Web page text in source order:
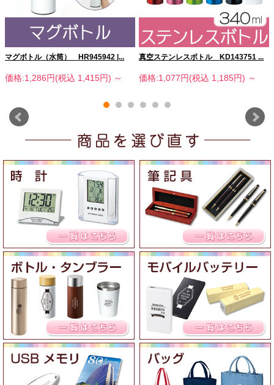
マグボトル（水筒） HR945942 |...
価格:1,286円(税込 1,415円) ～
真空ステンレスボトル KD143751 ...
価格:1,077円(税込 1,185円) ～